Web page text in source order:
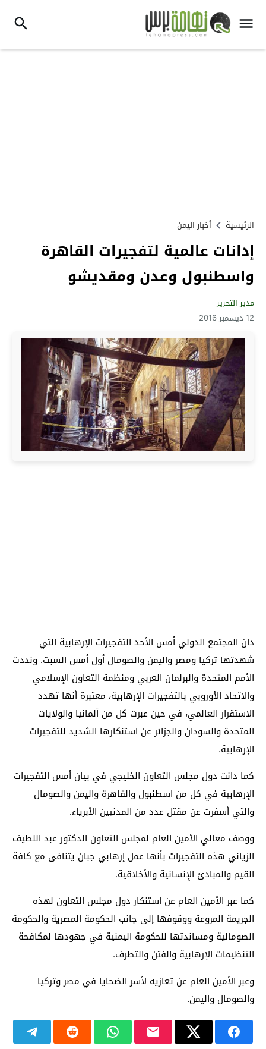
الرئيسية أخبار اليمن
إدانات عالمية لتفجيرات القاهرة
واسطنبول وعدن ومقديشو
مدير التحرير
12 ديسمبر 2016
دان المجتمع الدولي أمس الأحد التفجيرات الإرهابية التي
شهدتها تركيا ومصر واليمن والصومال أول أمس السبت. ونددت
الأمم المتحدة والبرلمان العربي ومنظمة التعاون الإسلامي
والاتحاد الأوروبي بالتفجيرات الإرهابية، معتبرة أنها تهدد
الاستقرار العالمي، في حين عبرت كل من ألمانيا والولايات
المتحدة والسودان والجزائر عن استنكارها الشديد للتفجيرات
الإرهابية.
كما دانت دول مجلس التعاون الخليجي في بيان أمس التفجيرات
الإرهابية في كل من اسطنبول والقاهرة واليمن والصومال
والتي أسفرت عن مقتل عدد من المدنيين الأبرياء.
ووصف معالي الأمين العام لمجلس التعاون الدكتور عبد اللطيف
الزياني هذه التفجيرات بأنها عمل إرهابي جبان يتنافى مع كافة
القيم والمبادئ الإِنسانية والأخلاقية.
كما عبر الأمين العام عن استنكار دول مجلس التعاون لهذه
الجريمة المروعة ووقوفها إلى جانب الحكومة المصرية والحكومة
الصومالية ومساندتها للحكومة اليمنية في جهودها لمكافحة
التنظيمات الإرهابية والفتن والتطرف.
وعبر الأمين العام عن تعازيه لأسر الضحايا في مصر وتركيا
والصومال واليمن.